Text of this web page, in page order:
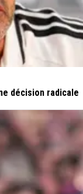
de qualif du
d'ailleurs)
décision radicale